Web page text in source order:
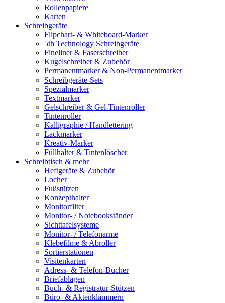
Rollenpapiere
Karten
Schreibgeräte
Flipchart- & Whiteboard-Marker
5th Technology Schreibgeräte
Fineliner & Faserschreiber
Kugelschreiber & Zubehör
Permanentmarker & Non-Permanentmarker
Schreibgeräte-Sets
Spezialmarker
Textmarker
Gelschreiber & Gel-Tintenroller
Tintenroller
Kalligraphie / Handlettering
Lackmarker
Kreativ-Marker
Füllhalter & Tintenlöscher
Schreibtisch & mehr
Heftgeräte & Zubehör
Locher
Fußstützen
Konzepthalter
Monitorfilter
Monitor- / Notebookständer
Sichttafelsysteme
Monitor- / Telefonarme
Klebefilme & Abroller
Sortierstationen
Visitenkarten
Adress- & Telefon-Bücher
Briefablagen
Buch- & Registratur-Stützen
Büro- & Aktenklammern